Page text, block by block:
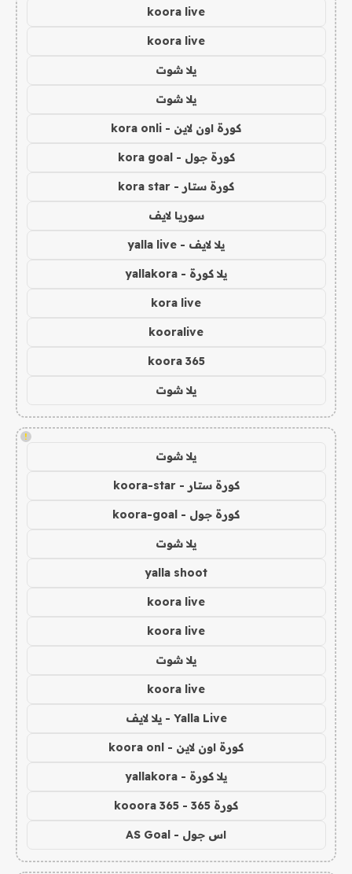
koora live
koora live
يلا شوت
يلا شوت
كورة اون لاين - kora onli
كورة جول - kora goal
كورة ستار - kora star
سوريا لايف
يلا لايف - yalla live
يلا كورة - yallakora
kora live
kooralive
koora 365
يلا شوت
!
يلا شوت
كورة ستار - koora-star
كورة جول - koora-goal
يلا شوت
yalla shoot
koora live
koora live
يلا شوت
koora live
Yalla Live - يلا لايف
كورة اون لاين - koora onl
يلا كورة - yallakora
كورة 365 - kooora 365
اس جول - AS Goal